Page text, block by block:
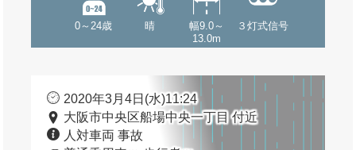
0～24歳 晴
幅9.0～
13.0m
３灯式信号
2020年3月4日(水)11:24
大阪市中央区船場中央一丁目 付近
人対車両 事故